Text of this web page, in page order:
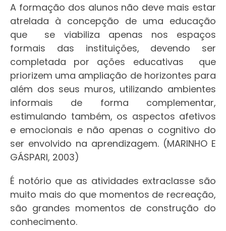
A formação dos alunos não deve mais estar
atrelada à concepção de uma educação
que se viabiliza apenas nos espaços
formais das instituições, devendo ser
completada por ações educativas que
priorizem uma ampliação de horizontes para
além dos seus muros, utilizando ambientes
informais de forma complementar,
estimulando também, os aspectos afetivos
e emocionais e não apenas o cognitivo do
ser envolvido na aprendizagem. (MARINHO E
GÁSPARI, 2003)
É notório que as atividades extraclasse são
muito mais do que momentos de recreação,
são grandes momentos de construção do
conhecimento.